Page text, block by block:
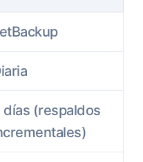
días (respaldos